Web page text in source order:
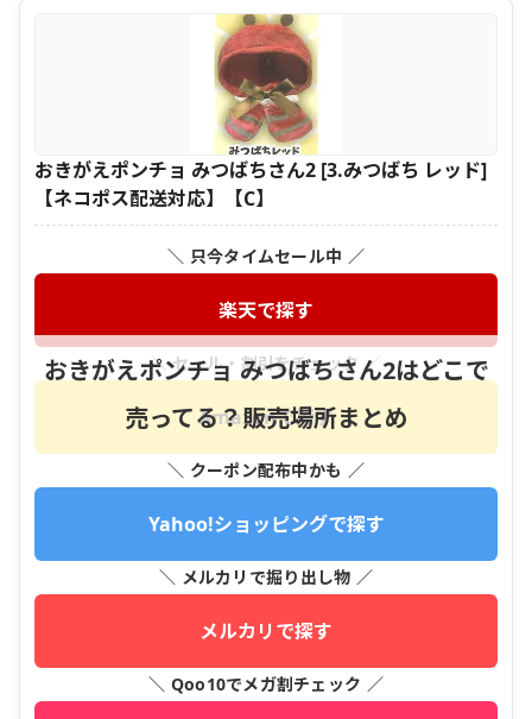
おきがえポンチョ みつばちさん2 [3.みつばち レッド]
【ネコポス配送対応】【C】
＼ 只今タイムセール中 ／
楽天で探す
＼ セール・割引をチェック ／
Amazonで探す
＼ クーポン配布中かも ／
Yahoo!ショッピングで探す
＼ メルカリで掘り出し物 ／
メルカリで探す
＼ Qoo10でメガ割チェック ／
おきがえポンチョ みつばちさん2はどこで
売ってる？販売場所まとめ